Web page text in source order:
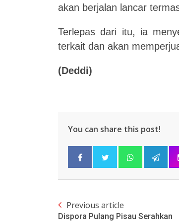
akan berjalan lancar
Terlepas dari itu, ia
terkait dan akan
(Deddi)
You can share this post!
Previous article
Dispora Pulang Pisau Serahkan